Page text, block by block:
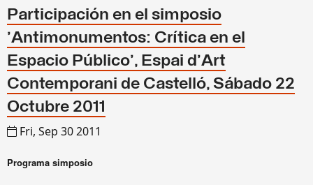
Participación en el simposio
'Antimonumentos: Crítica en el
Espacio Público', Espai d'Art
Contemporani de Castelló, Sábado 22
Octubre 2011
Fri, Sep 30 2011
Programa simposio